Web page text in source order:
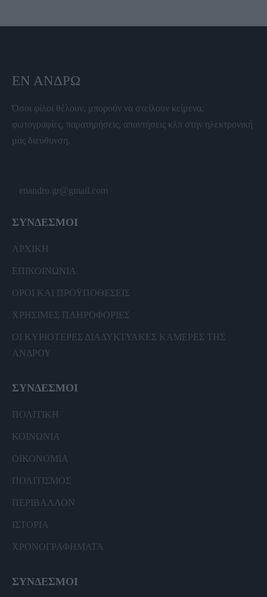
ΕΝ ΆΝΔΡΩ
Όσοι φίλοι θέλουν, μπορούν να στείλουν κείμενα,
φωτογραφίες, παρατηρήσεις, απαντήσεις κλπ στην ηλεκτρονική
μας διεύθυνση.
enandro.gr@gmail.com
ΣΥΝΔΕΣΜΟΙ
ΑΡΧΙΚΗ
ΕΠΙΚΟΙΝΩΝΙΑ
ΟΡΟΙ ΚΑΙ ΠΡΟΫΠΟΘΕΣΕΙΣ
ΧΡΗΣΙΜΕΣ ΠΛΗΡΟΦΟΡΙΕΣ
ΟΙ ΚΥΡΙΟΤΕΡΕΣ ΔΙΑΔΥΚΤΥΑΚΕΣ ΚΑΜΕΡΕΣ ΤΗΣ
ΑΝΔΡΟΥ
ΣΥΝΔΕΣΜΟΙ
ΠΟΛΙΤΙΚΗ
ΚΟΙΝΩΝΙΑ
ΟΙΚΟΝΟΜΙΑ
ΠΟΛΙΤΙΣΜΟΣ
ΠΕΡΙΒΑΛΛΟΝ
ΙΣΤΟΡΙΑ
ΧΡΟΝΟΓΡΑΦΗΜΑΤΑ
ΣΥΝΔΕΣΜΟΙ